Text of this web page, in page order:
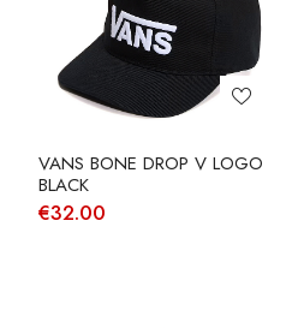
VANS BONE DROP V LOGO
BLACK
€32.00